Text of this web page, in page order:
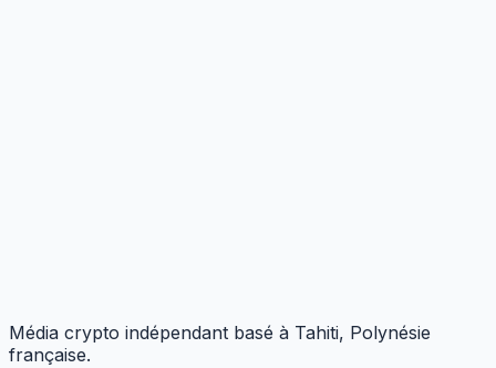
Média crypto indépendant basé à Tahiti, Polynésie
française.